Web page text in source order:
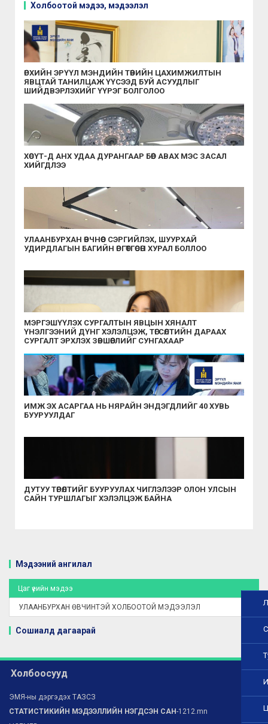
Холбоотой мэдээ, мэдээлэл
ӨРХИЙН ЭРҮҮЛ МЭНДИЙН ТӨВИЙН ЦАХИМЖИЛТЫН
ЯВЦТАЙ ТАНИЛЦАЖ ҮҮСЭЭД БУЙ АСУУДЛЫГ
ШИЙДВЭРЛЭХИЙГ ҮҮРЭГ БОЛГОЛОО
ХӨСҮТ-Д АНХ УДАА ДУРАНГААР БӨӨР АВАХ МЭС ЗАСАЛ
ХИЙГДЛЭЭ
УЛААНБУРХАН ӨВЧНӨӨС СЭРГИЙЛЭХ, ШУУРХАЙ
УДИРДЛАГЫН БАГИЙН ӨРГӨТГӨСӨН ХУРАЛ БОЛЛОО
МЭРГЭШҮҮЛЭХ СУРГАЛТЫН ЯВЦЫН ХЯНАЛТ
ҮНЭЛГЭЭНИЙ ДҮНГ ХЭЛЭЛЦЭЖ, ТӨГСӨЛТИЙН ДАРААХ
СУРГАЛТ ЭРХЛЭХ ЗӨВШӨӨРЛИЙГ СУНГАХААР
ИМЖ ЭХ АСАРГАА НЬ НЯРАЙН ЭНДЭГДЛИЙГ 40 ХУВЬ
БУУРУУЛДАГ
ДУТУУ ТӨРӨЛТИЙГ БУУРУУЛАХ ЧИГЛЭЛЭЭР ОЛОН УЛСЫН
САЙН ТУРШЛАГЫГ ХЭЛЭЛЦЭЖ БАЙНА
Мэдээний ангилал
Цаг үеийн мэдээ
УЛААНБУРХАН ӨВЧИНТЭЙ ХОЛБООТОЙ МЭДЭЭЛЭЛ
Сошиалд дагаарай
Холбоосууд
ЭМЯ-ны дэргэдэх ТАЗСЗ
СТАТИСТИКИЙН МЭДЭЭЛЛИЙН НЭГДСЭН САН-1212.mn